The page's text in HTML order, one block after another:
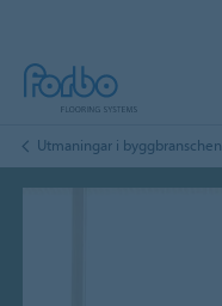
Utmaningar i byggbranschen